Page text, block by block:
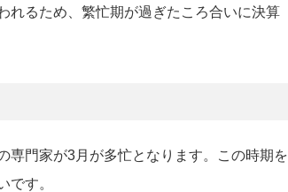
れるため、繁忙期が過ぎたころ合いに決算
専門家が3月が多忙となります。この時期を
です。